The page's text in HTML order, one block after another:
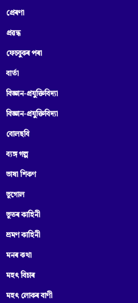
প্ৰেৰণা
প্ৰৱন্ধ
ফেচবুকৰ পৰা
বাৰ্তা
বিজ্ঞান-প্রযুক্তিবিদ্যা
বিজ্ঞান-প্ৰযুক্তিবিদ্যা
বোলছবি
ব্যঙ্গ গল্প
ভাষা শিকণ
ভূগোল
ভূতৰ কাহিনী
ভ্ৰমণ কাহিনী
মনৰ কথা
মহৎ বিচাৰ
মহৎ লোকৰ বাণী